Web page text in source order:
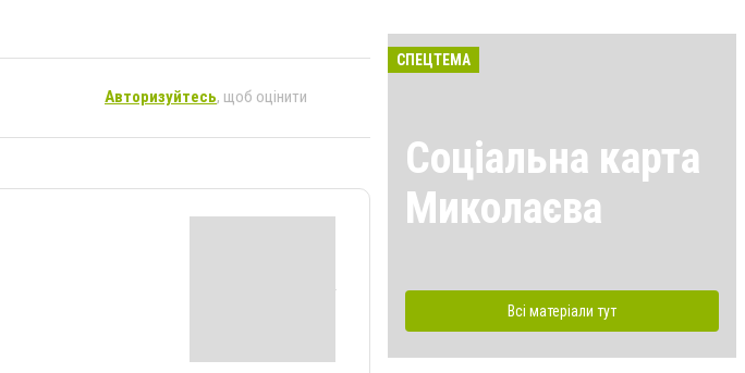
Авторизуйтесь, щоб оцінити
СПЕЦТЕМА
Соціальна карта
Миколаєва
Всі матеріали тут